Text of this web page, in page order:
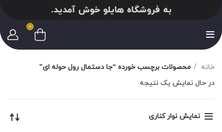
به فروشگاه هایلو خوش آمدید.
0
خانه
محصولات برچسب خورده “جا دستمال رول حوله ای”
در حال نمایش یک نتیجه
نمایش نوار کناری